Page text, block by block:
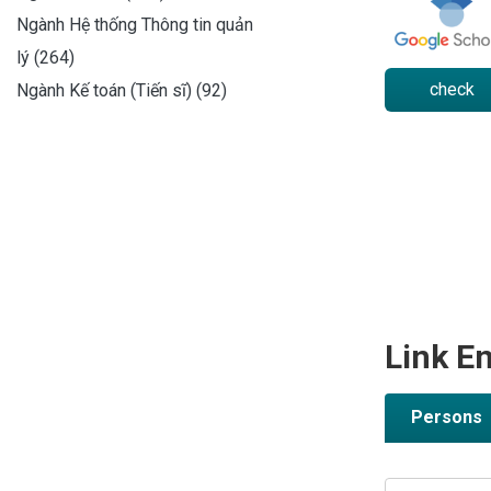
Ngành Hệ thống Thông tin quản
lý (264)
Ngành Kế toán (Tiến sĩ) (92)
check
Link
Persons